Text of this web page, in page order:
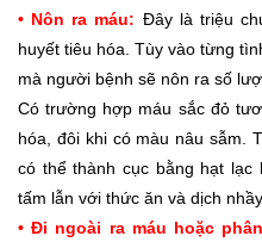
• Nôn ra máu: Đây là triệu
huyết tiêu hóa. Tùy vào từng
mà người bệnh sẽ nôn ra số
Có trường hợp máu sắc đỏ
hóa, đôi khi có màu nâu sẫm.
có thể thành cục bằng hạt
tấm lẫn với thức ăn và dịch nhầy
• Đi ngoài ra máu hoặc